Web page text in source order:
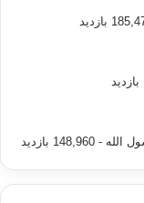
الله - 148,960 بازدید